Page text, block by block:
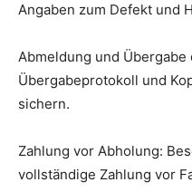
Angaben zum Defekt und
Abmeldung und
Übergabeprotokoll und
sichern.
Zahlung vor Abholung:
vollständige Zahlung vor